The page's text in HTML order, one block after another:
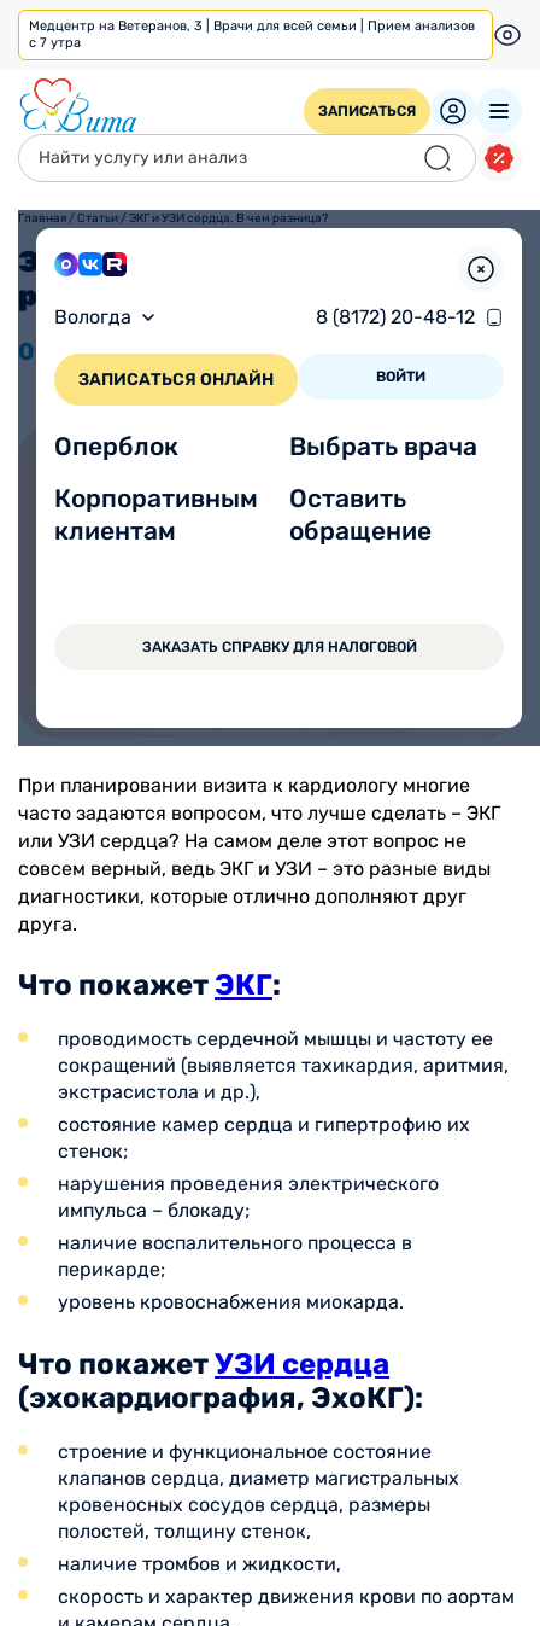
Медцентр на Ветеранов, 3 | Врачи для всей семьи | Прием анализов
с 7 утра
ЗАПИСАТЬСЯ
Вологда 8 (8172) 20-48-12
ЗАПИСАТЬСЯ ОНЛАЙН ВОЙТИ
Оперблок
Корпоративным
клиентам
Выбрать врача
Оставить
обращение
ЗАКАЗАТЬ СПРАВКУ ДЛЯ НАЛОГОВОЙ
Главная /Статьи /ЭКГ и УЗИ сердца. В чем разница?
ЭКГ и УЗИ сердца. В чем
разница?
01.11
Записаться на прием онлайн
ЗАПИСАТЬСЯ ОНЛАЙН
При планировании визита к кардиологу многие
часто задаются вопросом, что лучше сделать – ЭКГ
или УЗИ сердца? На самом деле этот вопрос не
совсем верный, ведь ЭКГ и УЗИ – это разные виды
диагностики, которые отлично дополняют друг
друга.
Что покажет ЭКГ:
проводимость сердечной мышцы и частоту ее
сокращений (выявляется тахикардия, аритмия,
экстрасистола и др.),
состояние камер сердца и гипертрофию их
стенок;
нарушения проведения электрического
импульса – блокаду;
наличие воспалительного процесса в
перикарде;
уровень кровоснабжения миокарда.
Что покажетУЗИ сердца
(эхокардиография, ЭхоКГ):
строение и функциональное состояние
клапанов сердца, диаметр магистральных
кровеносных сосудов сердца, размеры
полостей, толщину стенок,
наличие тромбов и жидкости,
скорость и характер движения крови по аортам